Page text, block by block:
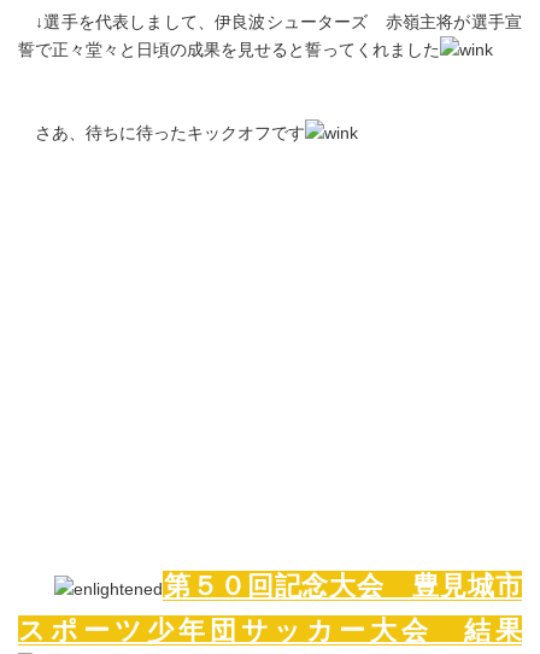
↓選手を代表しまして、伊良波シューターズ 赤嶺主将が選手宣
誓で正々堂々と日頃の成果を見せると誓ってくれました
さあ、待ちに待ったキックオフです
第５０回記念大会 豊見城市
スポーツ少年団サッカー大会 結果